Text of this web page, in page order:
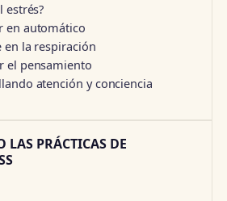
estrés?
en automático
en la respiración
el pensamiento
atención y conciencia
PRÁCTICAS DE